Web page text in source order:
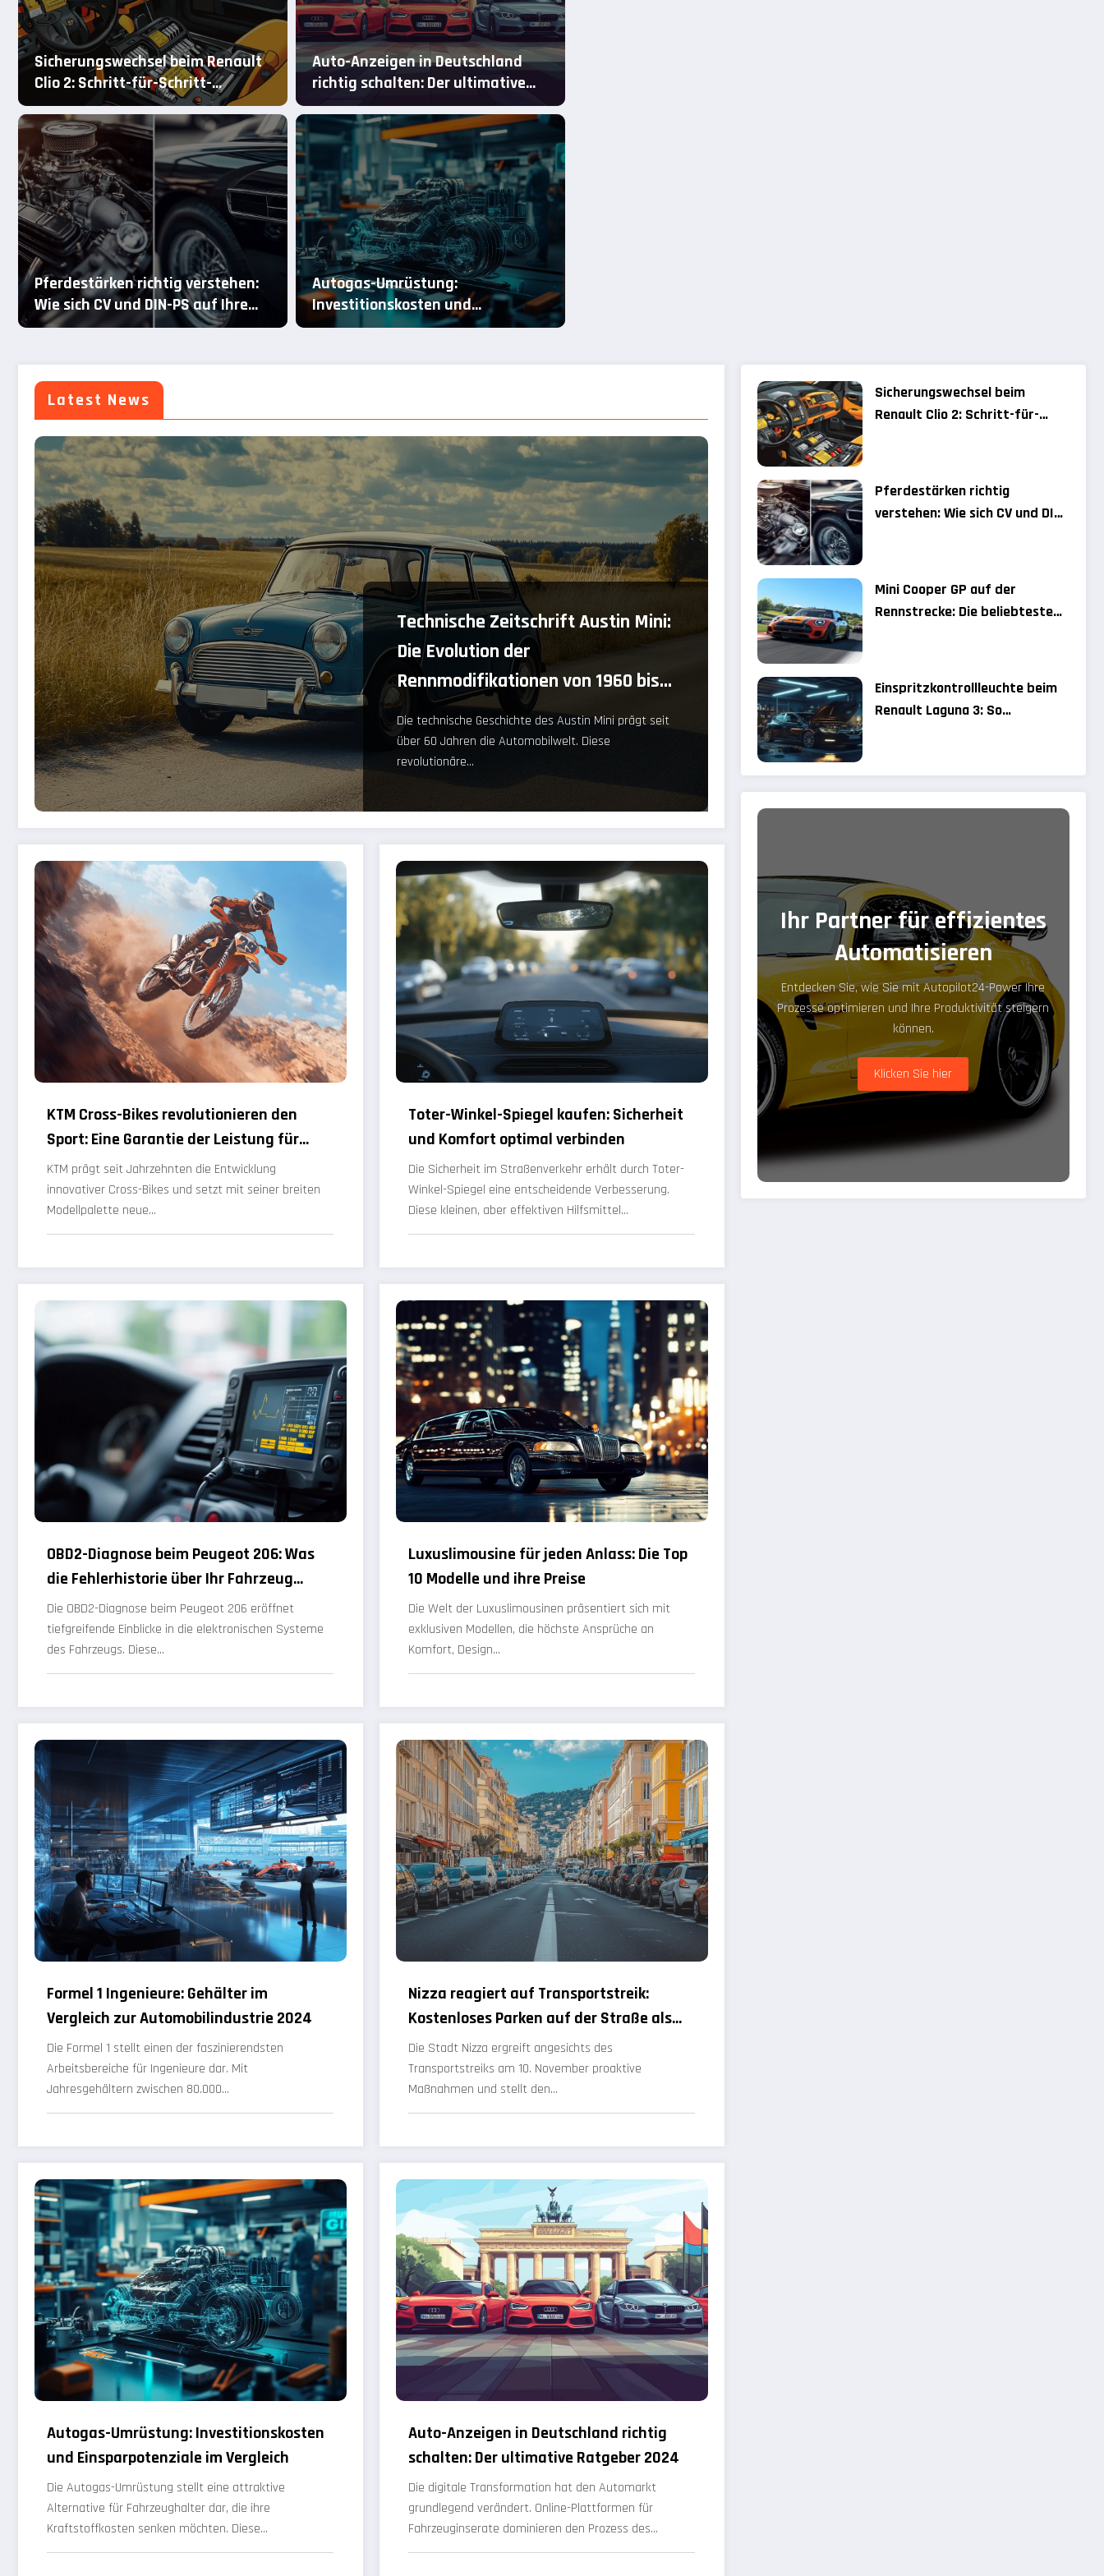
Sicherungswechsel beim Renault
Clio 2: Schritt-für-Schritt-
Anleitung für Einsteiger
Pferdestärken richtig verstehen:
Wie sich CV und DIN-PS auf Ihre
Kfz-Steuer auswirken
Auto-Anzeigen in Deutschland
richtig schalten: Der ultimative
Ratgeber 2024
Autogas-Umrüstung:
Investitionskosten und
Einsparpotenziale im Vergleich
Latest News
Technische Zeitschrift Austin Mini:
Die Evolution der
Rennmodifikationen von 1960 bis
heute
Die technische Geschichte des Austin Mini prägt seit
über 60 Jahren die Automobilwelt. Diese
revolutionäre…
KTM Cross-Bikes revolutionieren den
Sport: Eine Garantie der Leistung für
jeden Fahrer
KTM prägt seit Jahrzehnten die Entwicklung
innovativer Cross-Bikes und setzt mit seiner breiten
Modellpalette neue…
Toter-Winkel-Spiegel kaufen: Sicherheit
und Komfort optimal verbinden
Die Sicherheit im Straßenverkehr erhält durch Toter-
Winkel-Spiegel eine entscheidende Verbesserung.
Diese kleinen, aber effektiven Hilfsmittel…
OBD2-Diagnose beim Peugeot 206: Was
die Fehlerhistorie über Ihr Fahrzeug
verrät
Die OBD2-Diagnose beim Peugeot 206 eröffnet
tiefgreifende Einblicke in die elektronischen Systeme
des Fahrzeugs. Diese…
Luxuslimousine für jeden Anlass: Die Top
10 Modelle und ihre Preise
Die Welt der Luxuslimousinen präsentiert sich mit
exklusiven Modellen, die höchste Ansprüche an
Komfort, Design…
Formel 1 Ingenieure: Gehälter im
Vergleich zur Automobilindustrie 2024
Die Formel 1 stellt einen der faszinierendsten
Arbeitsbereiche für Ingenieure dar. Mit
Jahresgehältern zwischen 80.000…
Nizza reagiert auf Transportstreik:
Kostenloses Parken auf der Straße als
Alternative
Die Stadt Nizza ergreift angesichts des
Transportstreiks am 10. November proaktive
Maßnahmen und stellt den…
Autogas-Umrüstung: Investitionskosten
und Einsparpotenziale im Vergleich
Die Autogas-Umrüstung stellt eine attraktive
Alternative für Fahrzeughalter dar, die ihre
Kraftstoffkosten senken möchten. Diese…
Auto-Anzeigen in Deutschland richtig
schalten: Der ultimative Ratgeber 2024
Die digitale Transformation hat den Automarkt
grundlegend verändert. Online-Plattformen für
Fahrzeuginserate dominieren den Prozess des…
Sicherungswechsel beim
Renault Clio 2: Schritt-für-
Pferdestärken richtig
verstehen: Wie sich CV und DIN-
Mini Cooper GP auf der
Rennstrecke: Die beliebtesten
Einspritzkontrollleuchte beim
Renault Laguna 3: So
Ihr Partner für effizientes
Automatisieren
Entdecken Sie, wie Sie mit Autopilot24-Power Ihre
Prozesse optimieren und Ihre Produktivität steigern
können.
Klicken Sie hier